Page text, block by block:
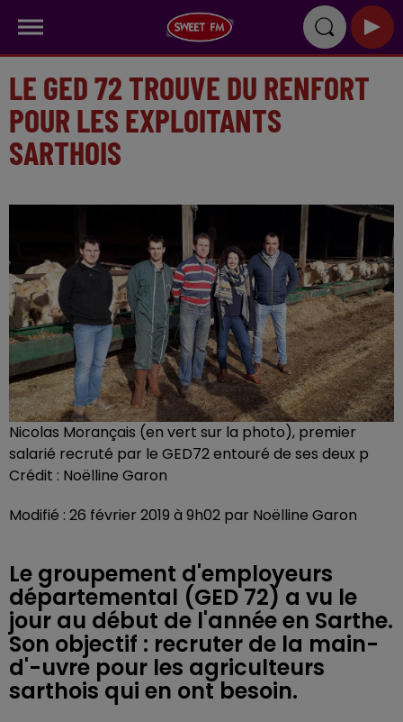
LE GED 72 TROUVE DU RENFORT
POUR LES EXPLOITANTS
SARTHOIS
Nicolas Morançais (en vert sur la photo), premier
salarié recruté par le GED72 entouré de ses deux p
Crédit : Noëlline Garon
Modifié : 26 février 2019 à 9h02 par Noëlline Garon
Le groupement d'employeurs
départemental (GED 72) a vu le
jour au début de l'année en Sarthe.
Son objectif : recruter de la main-
d'-uvre pour les agriculteurs
sarthois qui en ont besoin.